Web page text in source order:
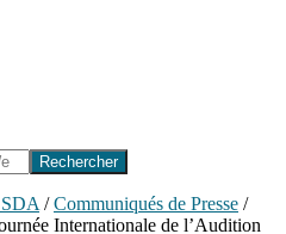
/ Communiqués de Presse /
Internationale de l’Audition